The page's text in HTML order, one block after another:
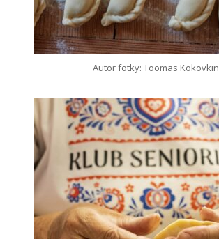
Autor fotky: Toomas Kokovkin